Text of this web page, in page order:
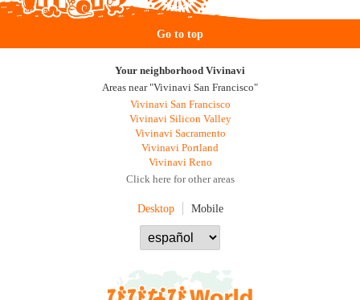
Go to top
Your neighborhood Vivinavi
Areas near "Vivinavi San Francisco"
Vivinavi San Francisco
Vivinavi Silicon Valley
Vivinavi Sacramento
Vivinavi Portland
Vivinavi Reno
Click here for other areas
Desktop Mobile